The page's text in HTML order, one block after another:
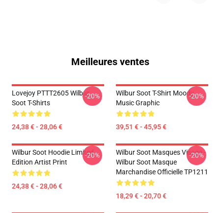
Meilleures ventes
Lovejoy PTTT2605 Wilbur
Soot T-Shirts
24,38 € - 28,06 €
-20%
Wilbur Soot T-Shirt Moody
Music Graphic
39,51 € - 45,95 €
-20%
Wilbur Soot Hoodie Limited
Edition Artist Print
24,38 € - 28,06 €
-20%
Wilbur Soot Masques Visage -
Wilbur Soot Masque
Marchandise Officielle TP1211
18,29 € - 20,70 €
-20%